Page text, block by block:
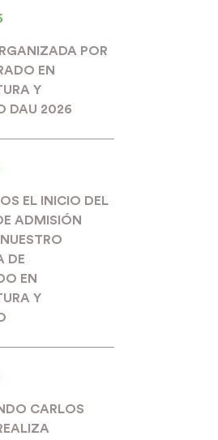
POR
EN
Y
DAU 2026
EL INICIO DEL
ADMISIÓN
DE
EN
Y
CARLOS